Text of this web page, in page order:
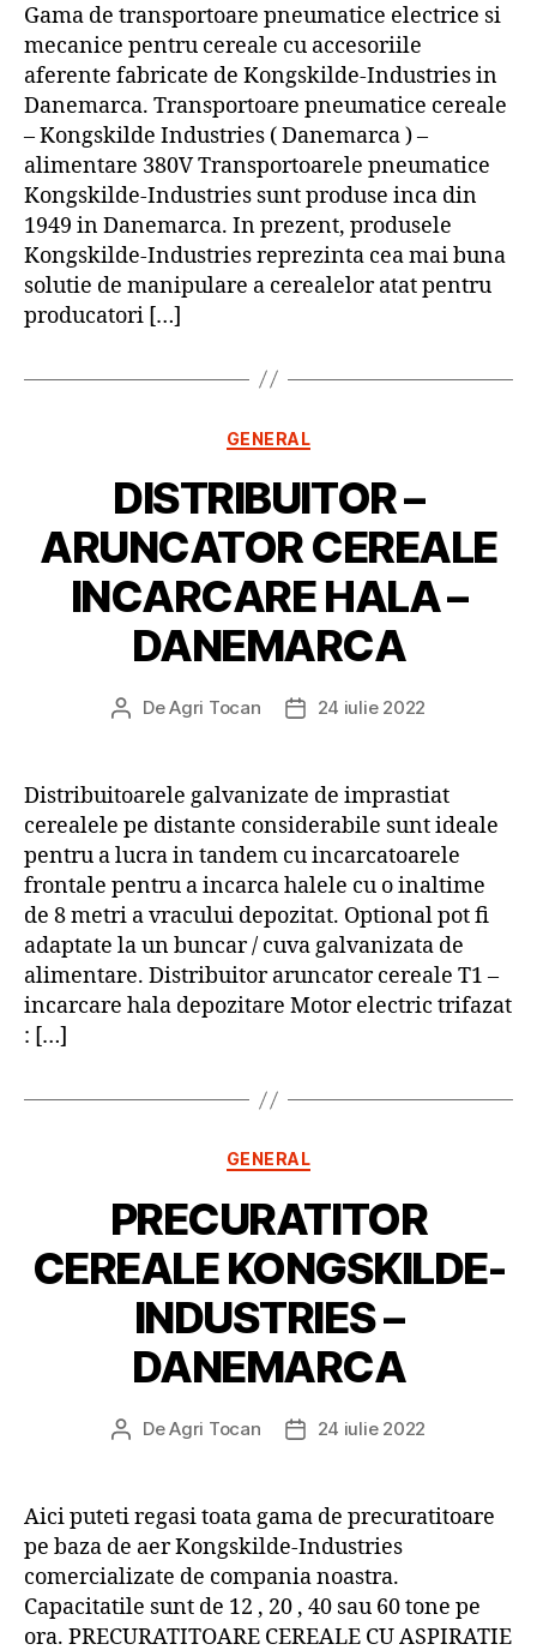
Gama de transportoare pneumatice electrice si
mecanice pentru cereale cu accesoriile
aferente fabricate de Kongskilde-Industries in
Danemarca. Transportoare pneumatice cereale
– Kongskilde Industries ( Danemarca ) –
alimentare 380V Transportoarele pneumatice
Kongskilde-Industries sunt produse inca din
1949 in Danemarca. In prezent, produsele
Kongskilde-Industries reprezinta cea mai buna
solutie de manipulare a cerealelor atat pentru
producatori […]
Categorii
GENERAL
DISTRIBUITOR –
ARUNCATOR CEREALE
INCARCARE HALA –
DANEMARCA
Autor
DeAgri Tocan
Dată24 iulie 2022
Distribuitoarele galvanizate de imprastiat
cerealele pe distante considerabile sunt ideale
pentru a lucra in tandem cu incarcatoarele
frontale pentru a incarca halele cu o inaltime
de 8 metri a vracului depozitat. Optional pot fi
adaptate la un buncar / cuva galvanizata de
alimentare. Distribuitor aruncator cereale T1 –
incarcare hala depozitare Motor electric trifazat
: […]
Categorii
GENERAL
PRECURATITOR
CEREALE KONGSKILDE-
INDUSTRIES –
DANEMARCA
Autor
DeAgri Tocan
Dată24 iulie 2022
Aici puteti regasi toata gama de precuratitoare
pe baza de aer Kongskilde-Industries
comercializate de compania noastra.
Capacitatile sunt de 12 , 20 , 40 sau 60 tone pe
ora. PRECURATITOARE CEREALE CU ASPIRATIE